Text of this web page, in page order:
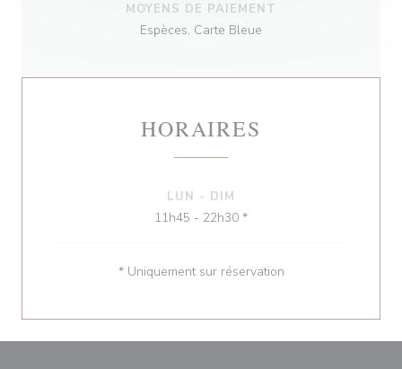
MOYENS DE PAIEMENT
Espèces, Carte Bleue
HORAIRES
LUN - DIM
11h45 - 22h30 *
* Uniquement sur réservation